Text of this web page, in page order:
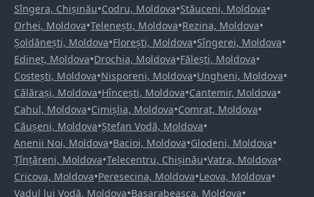
Sîngera, Chișinău•Codru, Moldova•Stăuceni, Moldova•
Orhei, Moldova•Telenești, Moldova•Rezina, Moldova•
Șoldănești, Moldova•Florești, Moldova•Sîngerei, Moldova•
Edineț, Moldova•Drochia, Moldova•Fălești, Moldova•
Costești, Moldova•Nisporeni, Moldova•Ungheni, Moldova•
Călărași, Moldova•Hîncești, Moldova•Cantemir, Moldova•
Cahul, Moldova•Cimișlia, Moldova•Comrat, Moldova•
Căușeni, Moldova•Ștefan Vodă, Moldova•
Anenii Noi, Moldova•Bacioi, Moldova•Glodeni, Moldova•
Țînțăreni, Moldova•Telecentru, Chișinău•Vatra, Moldova•
Cricova, Moldova•Peresecina, Moldova•Leova, Moldova•
Vadul lui Vodă, Moldova•Basarabeasca, Moldova•